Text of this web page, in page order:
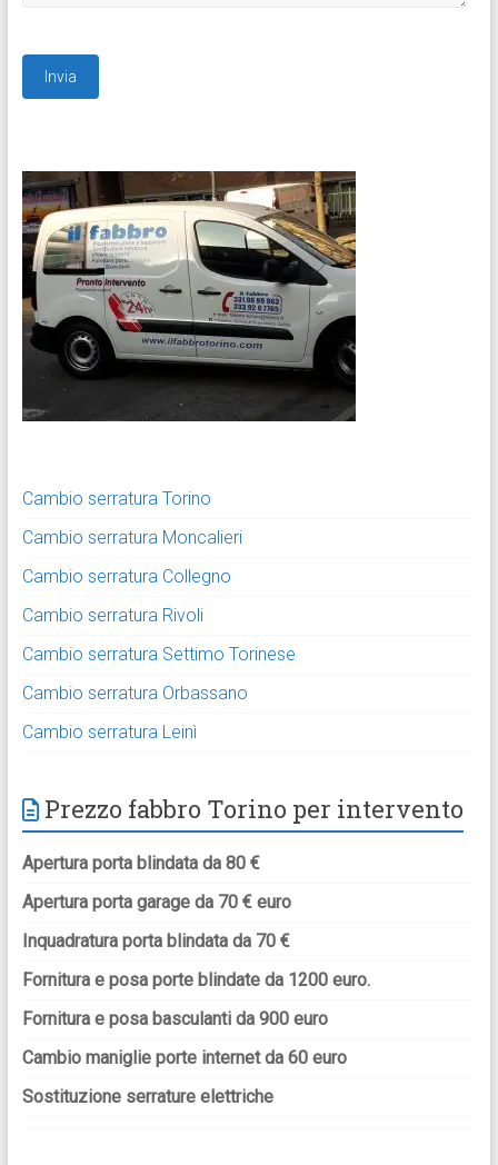
Cambio serratura Torino
Cambio serratura Moncalieri
Cambio serratura Collegno
Cambio serratura Rivoli
Cambio serratura Settimo Torinese
Cambio serratura Orbassano
Cambio serratura Leinì
Prezzo fabbro Torino per intervento
Apertura porta blindata da 80 €
Apertura porta garage da 70 € euro
Inquadratura porta blindata da 70 €
Fornitura e posa porte blindate da 1200 euro.
Fornitura e posa basculanti da 900 euro
Cambio maniglie porte internet da 60 euro
Sostituzione serrature elettriche